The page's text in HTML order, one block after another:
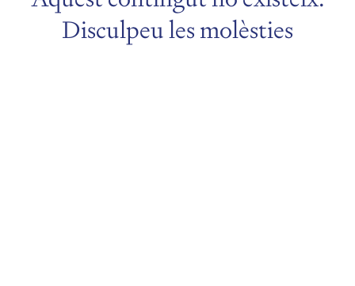
Disculpeu les molèsties